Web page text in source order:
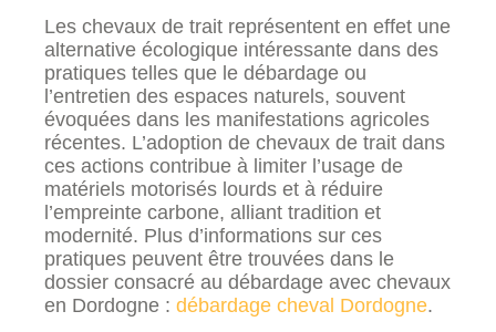
Les chevaux de trait représentent en effet une
alternative écologique intéressante dans des
pratiques telles que le débardage ou
l’entretien des espaces naturels, souvent
évoquées dans les manifestations agricoles
récentes. L’adoption de chevaux de trait dans
ces actions contribue à limiter l’usage de
matériels motorisés lourds et à réduire
l’empreinte carbone, alliant tradition et
modernité. Plus d’informations sur ces
pratiques peuvent être trouvées dans le
dossier consacré au débardage avec chevaux
en Dordogne : débardage cheval Dordogne.